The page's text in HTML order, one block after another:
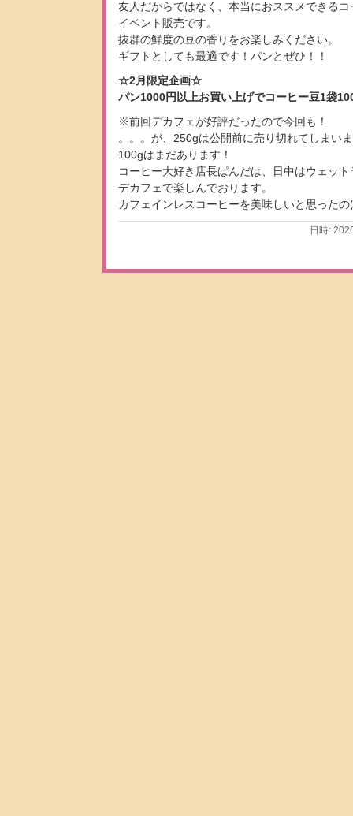
友人だからではなく、本当におススメできる
イベント販売です。
抜群の鮮度の豆の香りをお楽しみください。
ギフトとしても最適です！パンとぜひ！！
☆2月限定企画☆
パン1000円以上お買い上げでコーヒー豆1袋
※前回デカフェが好評だったので今回も！
。。。が、250gは公開前に売り切れてしまい
100gはまだあります！
コーヒー大好き店長ぱんだは、日中はウェッ
デカフェで楽しんでおります。
カフェインレスコーヒーを美味しいと思った
日時: